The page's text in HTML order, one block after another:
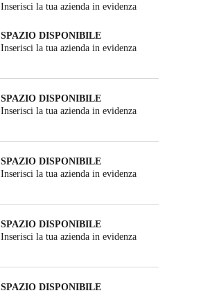
Inserisci la tua azienda in evidenza
SPAZIO DISPONIBILE
Inserisci la tua azienda in evidenza
SPAZIO DISPONIBILE
Inserisci la tua azienda in evidenza
SPAZIO DISPONIBILE
Inserisci la tua azienda in evidenza
SPAZIO DISPONIBILE
Inserisci la tua azienda in evidenza
SPAZIO DISPONIBILE